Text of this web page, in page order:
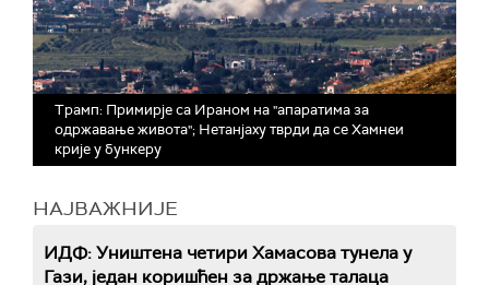
Трамп: Примирје са Ираном на "апаратима за
одржавање живота"; Нетанјаху тврди да се Хамнеи
крије у бункеру
НАЈВАЖНИЈЕ
ИДФ: Уништена четири Хамасова тунела у
Гази, један коришћен за држање талаца